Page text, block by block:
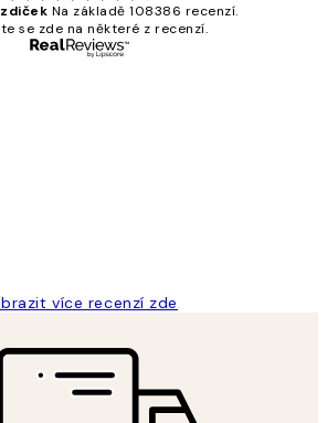
Na základě 108386 recenzí.
se zde na některé z recenzí.
více recenzí zde